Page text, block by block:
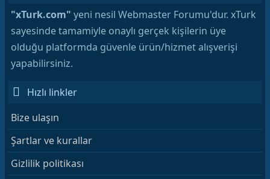
"xTurk.com" yeni nesil Webmaster Forumu'dur. xTurk
sayesinde tamamiyle onaylı gerçek kişilerin üye
olduğu platformda güvenle ürün/hizmet alışverişi
yapabilirsiniz.
Hızlı linkler
Bize ulaşın
Şartlar ve kurallar
Gizlilik politikası